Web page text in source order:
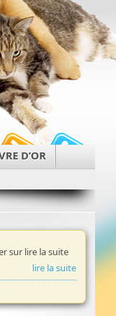
D’OR
sur lire la suite
lire la suite